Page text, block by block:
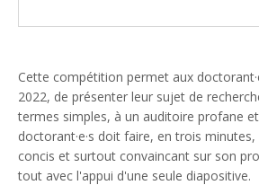
Cette compétition permet aux
2022, de présenter leur sujet de
termes simples, à un auditoire profane
doctorant·e·s doit faire, en trois
concis et surtout convaincant sur son
tout avec l'appui d'une seule diapositive.